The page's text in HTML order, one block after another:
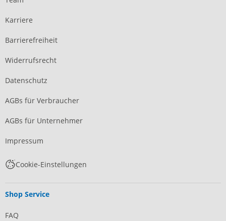
Karriere
Barrierefreiheit
Widerrufsrecht
Datenschutz
AGBs für Verbraucher
AGBs für Unternehmer
Impressum
Cookie-Einstellungen
Shop Service
FAQ